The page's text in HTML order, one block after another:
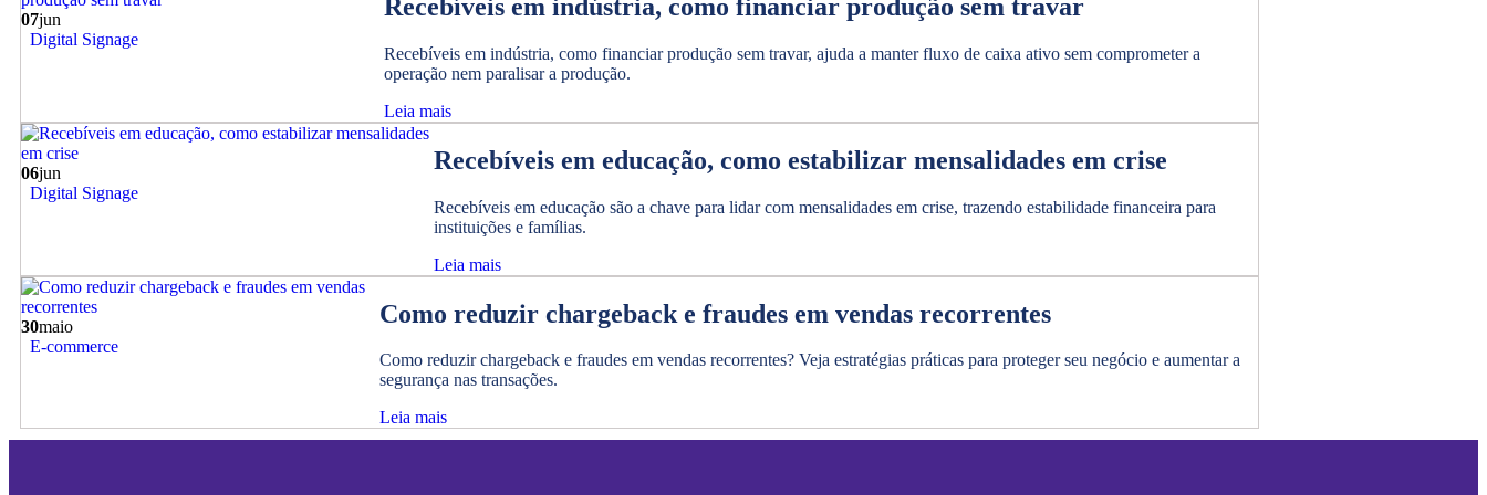
07jun
Digital Signage
Recebíveis em indústria, como financiar produção sem travar
Recebíveis em indústria, como financiar produção sem travar, ajuda a manter fluxo de caixa ativo sem comprometer a
operação nem paralisar a produção.
Leia mais
06jun
Digital Signage
Recebíveis em educação, como estabilizar mensalidades em crise
Recebíveis em educação são a chave para lidar com mensalidades em crise, trazendo estabilidade financeira para
instituições e famílias.
Leia mais
30maio
E-commerce
Como reduzir chargeback e fraudes em vendas recorrentes
Como reduzir chargeback e fraudes em vendas recorrentes? Veja estratégias práticas para proteger seu negócio e aumentar a
segurança nas transações.
Leia mais